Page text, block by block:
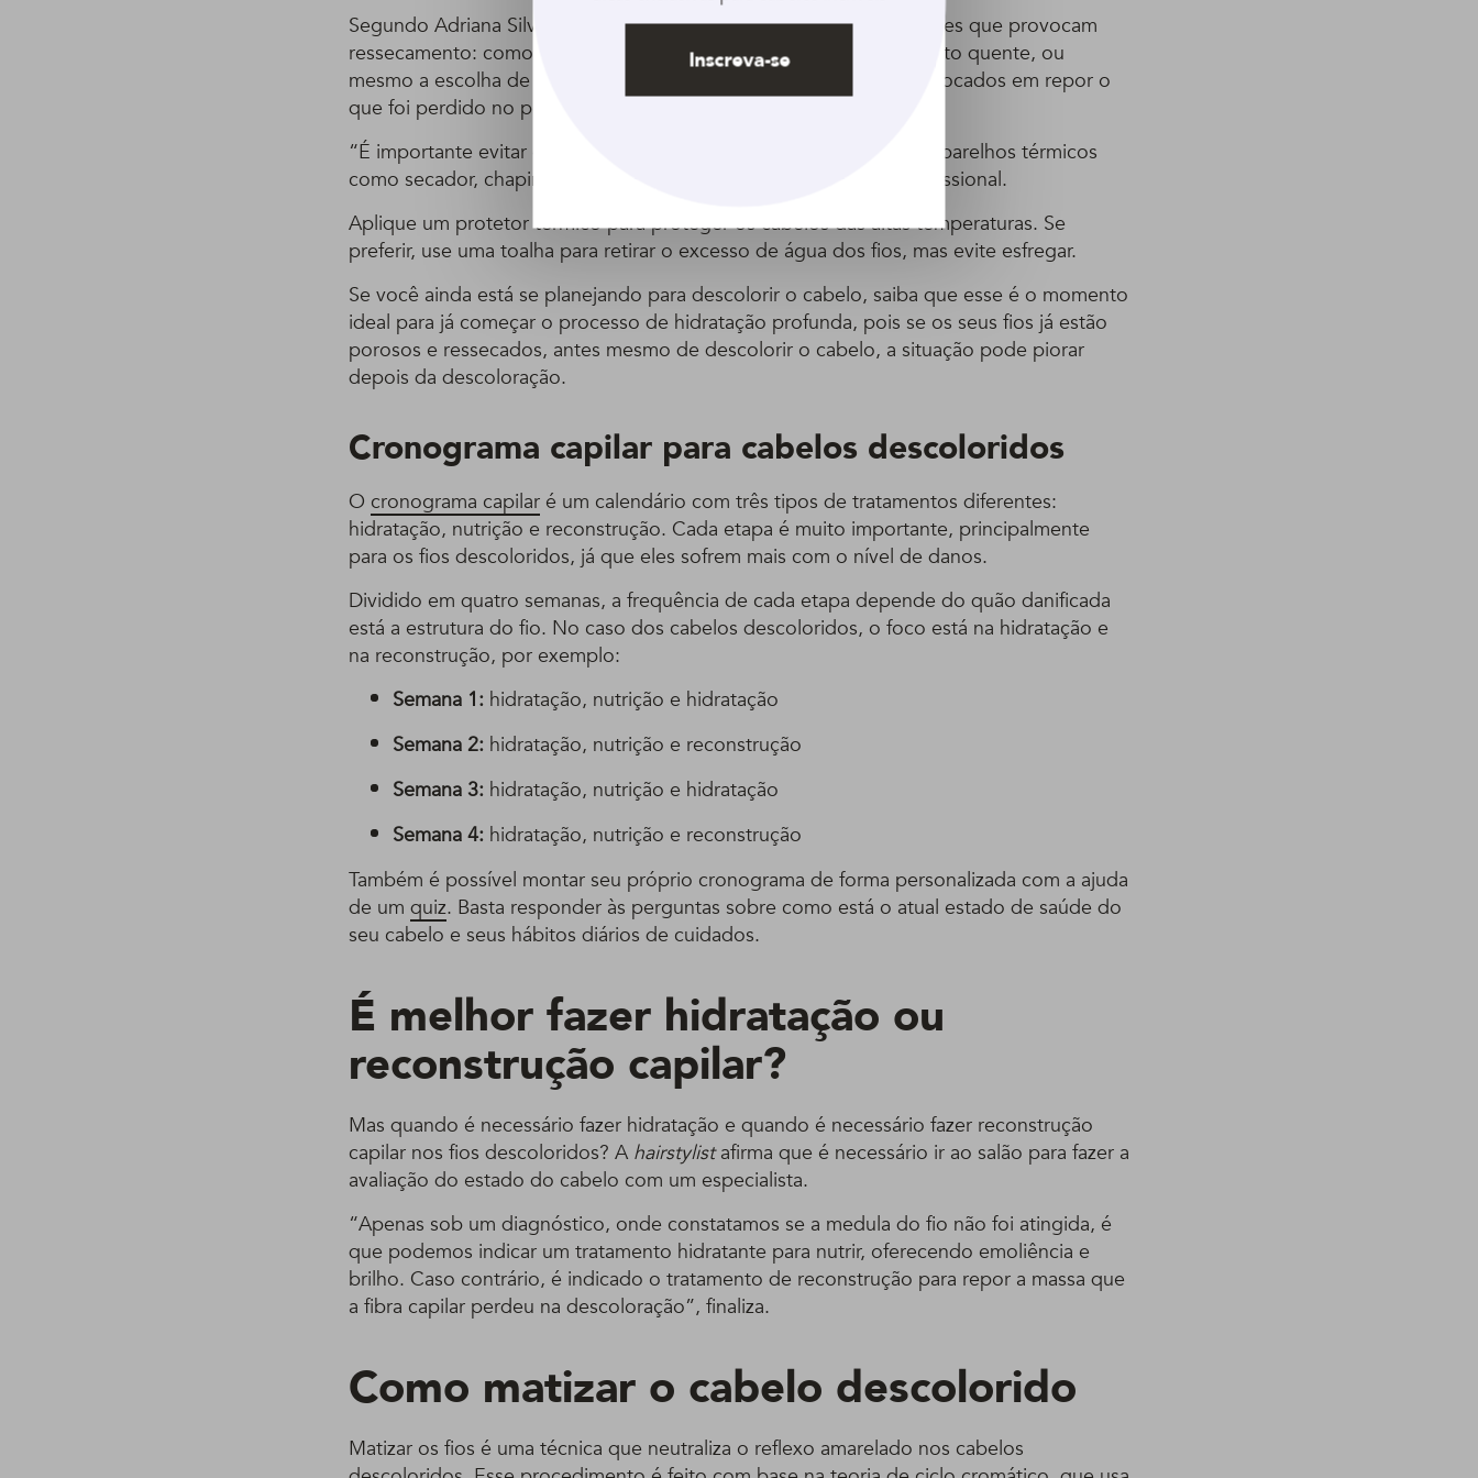
Segundo Adriana Silva, é preciso também ficar atenta a outros fatores que provocam
ressecamento: como a temperatura da água, que não pode ser muito quente, ou
mesmo a escolha de shampoos, dando preferência para produtos focados em repor o
que foi perdido no processo de descoloração.
“É importante evitar contato com cloro da água da piscina e com aparelhos térmicos
como secador, chapinha e modelador de cachos”, completa a profissional.
Aplique um protetor térmico para proteger os cabelos das altas temperaturas. Se
preferir, use uma toalha para retirar o excesso de água dos fios, mas evite esfregar.
Se você ainda está se planejando para descolorir o cabelo, saiba que esse é o momento
ideal para já começar o processo de hidratação profunda, pois se os seus fios já estão
porosos e ressecados, antes mesmo de descolorir o cabelo, a situação pode piorar
depois da descoloração.
Cronograma capilar para cabelos descoloridos
O cronograma capilar é um calendário com três tipos de tratamentos diferentes:
hidratação, nutrição e reconstrução. Cada etapa é muito importante, principalmente
para os fios descoloridos, já que eles sofrem mais com o nível de danos.
Dividido em quatro semanas, a frequência de cada etapa depende do quão danificada
está a estrutura do fio. No caso dos cabelos descoloridos, o foco está na hidratação e
na reconstrução, por exemplo:
Semana 1: hidratação, nutrição e hidratação
Semana 2: hidratação, nutrição e reconstrução
Semana 3: hidratação, nutrição e hidratação
Semana 4: hidratação, nutrição e reconstrução
Também é possível montar seu próprio cronograma de forma personalizada com a ajuda
de um quiz. Basta responder às perguntas sobre como está o atual estado de saúde do
seu cabelo e seus hábitos diários de cuidados.
É melhor fazer hidratação ou
reconstrução capilar?
Mas quando é necessário fazer hidratação e quando é necessário fazer reconstrução
capilar nos fios descoloridos? A hairstylistafirma que é necessário ir ao salão para fazer a
avaliação do estado do cabelo com um especialista.
“Apenas sob um diagnóstico, onde constatamos se a medula do fio não foi atingida, é
que podemos indicar um tratamento hidratante para nutrir, oferecendo emoliência e
brilho. Caso contrário, é indicado o tratamento de reconstrução para repor a massa que
a fibra capilar perdeu na descoloração”, finaliza.
Como matizar o cabelo descolorido
Matizar os fios é uma técnica que neutraliza o reflexo amarelado nos cabelos
Inscreva-se